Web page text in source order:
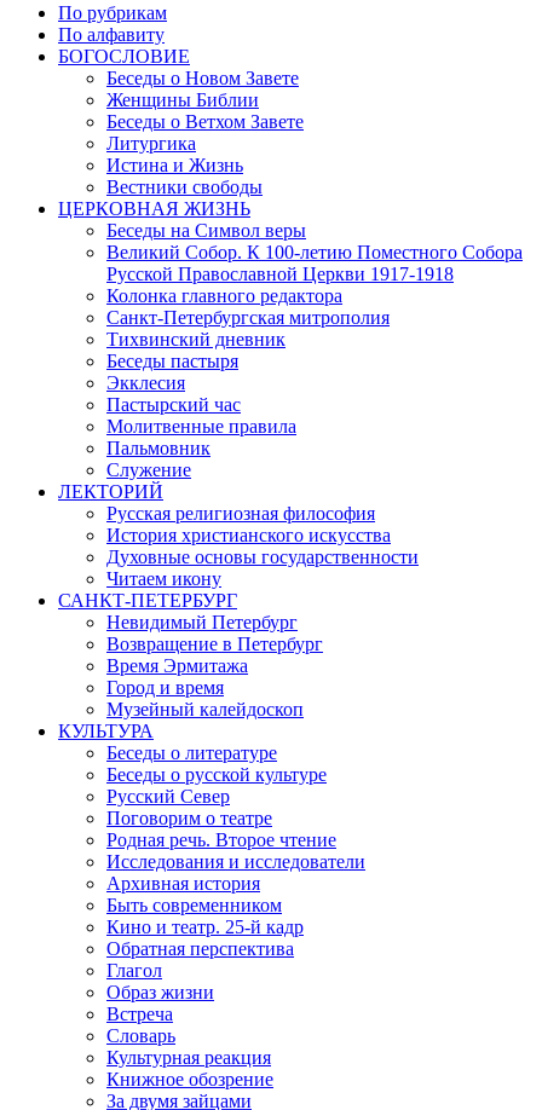
По рубрикам
По алфавиту
БОГОСЛОВИЕ
Беседы о Новом Завете
Женщины Библии
Беседы о Ветхом Завете
Литургика
Истина и Жизнь
Вестники свободы
ЦЕРКОВНАЯ ЖИЗНЬ
Беседы на Символ веры
Великий Собор. К 100-летию Поместного Собора
Русской Православной Церкви 1917-1918
Колонка главного редактора
Санкт-Петербургская митрополия
Тихвинский дневник
Беседы пастыря
Экклесия
Пастырский час
Молитвенные правила
Пальмовник
Служение
ЛЕКТОРИЙ
Русская религиозная философия
История христианского искусства
Духовные основы государственности
Читаем икону
САНКТ-ПЕТЕРБУРГ
Невидимый Петербург
Возвращение в Петербург
Время Эрмитажа
Город и время
Музейный калейдоскоп
КУЛЬТУРА
Беседы о литературе
Беседы о русской культуре
Русский Север
Поговорим о театре
Родная речь. Второе чтение
Исследования и исследователи
Архивная история
Быть современником
Кино и театр. 25-й кадр
Обратная перспектива
Глагол
Образ жизни
Встреча
Словарь
Культурная реакция
Книжное обозрение
За двумя зайцами